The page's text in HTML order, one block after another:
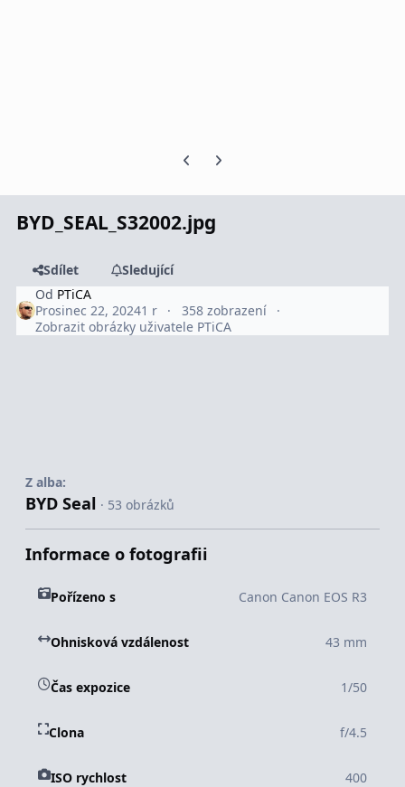
Předchozí snímek karuselu
Další snímek karuselu
BYD_SEAL_S32002.jpg
Sdílet
Sledující
Od PTiCA
Prosinec 22, 20241 r
358 zobrazení
Zobrazit obrázky uživatele PTiCA
Z alba:
BYD Seal · 53 obrázků
Informace o fotografii
Pořízeno s Canon Canon EOS R3
Ohnisková vzdálenost 43 mm
Čas expozice 1/50
Clona f/4.5
ISO rychlost 400